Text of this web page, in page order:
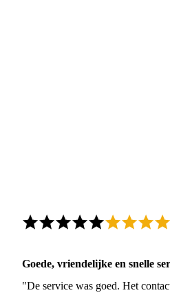
Goede, vriendelijke en snelle
"De service was goed. Het